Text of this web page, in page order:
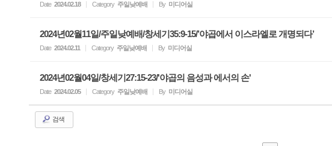
Date 2024.02.18 Category 주일낮예배 By 미디어실
2024년02월11일/주일낮예배/창세기35:9-15/’야곱에서 이스라엘로 개명되다’
Date 2024.02.11 Category 주일낮예배 By 미디어실
2024년02월04일/창세기27:15-23/'야곱의 음성과 에서의 손'
Date 2024.02.05 Category 주일낮예배 By 미디어실
검색